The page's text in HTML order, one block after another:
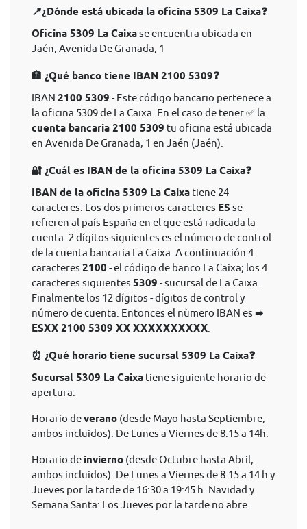
📍¿Dónde está ubicada la oficina 5309 La Caixa❓
Oficina 5309 La Caixase encuentra ubicada en
Jaén, Avenida De Granada, 1
🏦 ¿Qué banco tiene IBAN 2100 5309❓
IBAN 2100 5309 - Este código bancario pertenece a
la oficina 5309 de La Caixa. En el caso de tener ✅ la
cuenta bancaria 2100 5309 tu oficina está ubicada
en Avenida De Granada, 1 en Jaén (Jaén).
🔐 ¿Cuál es IBAN de la oficina 5309 La Caixa❓
IBAN de la oficina 5309 La Caixa tiene 24
caracteres. Los dos primeros caracteres ES se
refieren al país España en el que está radicada la
cuenta. 2 dígitos siguientes es el número de control
de la cuenta bancaria La Caixa. A continuación 4
caracteres 2100 - el código de banco La Caixa; los 4
caracteres siguientes 5309 - sucursal de La Caixa.
Finalmente los 12 dígitos - dígitos de control y
número de cuenta. Entonces el nùmero IBAN es ➡
ESXX 2100 5309 XX XXXXXXXXXX
⏰ ¿Qué horario tiene sucursal 5309 La Caixa❓
Sucursal 5309 La Caixa tiene siguiente horario de
apertura:
Horario deverano (desde Mayo hasta Septiembre,
ambos incluidos): De Lunes a Viernes de 8:15 a 14h.
Horario de invierno (desde Octubre hasta Abril,
ambos incluidos): De Lunes a Viernes de 8:15 a 14 h y
Jueves por la tarde de 16:30 a 19:45 h. Navidad y
Semana Santa: Los Jueves por la tarde no abre.